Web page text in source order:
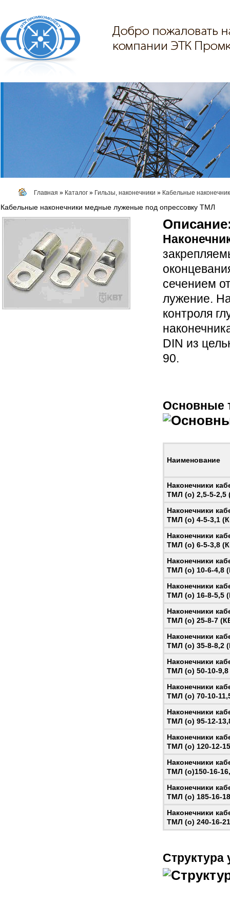
Главная » Каталог» Гильзы, наконечники » Кабельные
Кабельные наконечники медные луженые под опрессовку ТМЛ
сечением
лужение.
контроля
DIN из
90.
Основные
Наименование
Наконечники
ТМЛ (о) 2,5-5-2,5
Наконечники
ТМЛ (о) 4-5-3,1
Наконечники
ТМЛ (о) 6-5-3,8
Наконечники
ТМЛ (о) 10-6-4,8
Наконечники
ТМЛ (о) 16-8-5,5
Наконечники
ТМЛ (о) 25-8-7
Наконечники
ТМЛ (о) 35-8-8,2
Наконечники
ТМЛ (о) 50-10-
Наконечники
ТМЛ (о) 70-10-
Наконечники
ТМЛ (о) 95-12-
Наконечники
ТМЛ (о) 120-12-
Наконечники
ТМЛ (o)150-16-
Наконечники
ТМЛ (о) 185-16-
Наконечники
ТМЛ (о) 240-16-
Структура